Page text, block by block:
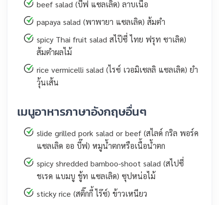
beef salad (บี๊ฟ แซลเลิด) ลาบเนื้อ
papaya salad (พาพายา แซลเลิด) ส้มตำ
spicy Thai fruit salad สไป๊ซี่ ไทย ฟรุท ซาเลิด)
ส้มตำผลไม้
rice vermicelli salad (ไรซ์ เวอมิเซลลิ แซลเลิด) ยำ
วุ้นเส้น
เมนูอาหารภาษาอังกฤษอื่นๆ
slide grilled pork salad or beef (สไลด์ กริล พอร์ค
แซลเลิด ออ บี๊ฟ) หมูน้ำตกหรือเนื้อน้ำตก
spicy shredded bamboo-shoot salad (สไปซี่
ชเรด แบมบู ชู้ท แซลเลิด) ซุปหน่อไม้
sticky rice (สติ๊กกี้ ไร๊ซ์) ข้าวเหนียว